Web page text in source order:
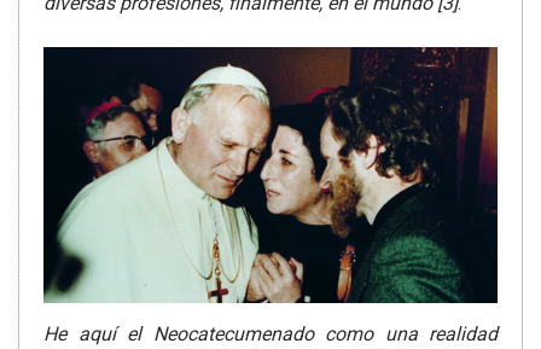
He aquí el Neocatecumenado como una realidad